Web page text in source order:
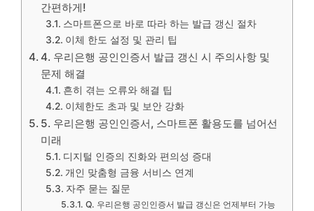
간편하게!
스마트폰으로 바로 따라 하는 발급 갱신 절차
이체 한도 설정 및 관리 팁
4. 우리은행 공인인증서 발급 갱신 시 주의사항 및
문제 해결
흔히 겪는 오류와 해결 팁
이체한도 초과 및 보안 강화
5. 우리은행 공인인증서, 스마트폰 활용도를 넘어선
미래
디지털 인증의 진화와 편의성 증대
개인 맞춤형 금융 서비스 연계
자주 묻는 질문
Q. 우리은행 공인인증서 발급 갱신은 언제부터 가능